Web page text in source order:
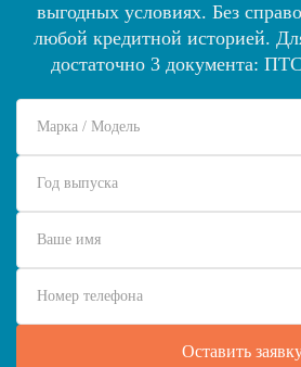
выгодных условиях. Без
любой кредитной историей.
достаточно 3 документа: